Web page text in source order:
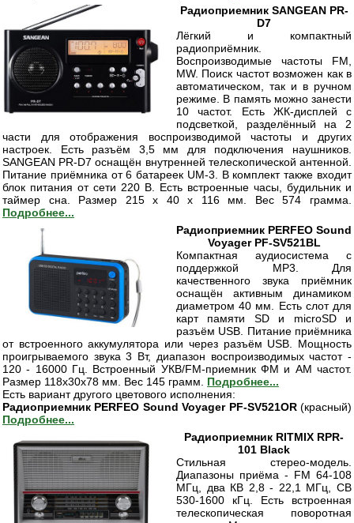
Радиоприемник SANGEAN PR-
D7
Лёгкий и компактный
радиоприёмник.
Воспроизводимые частоты FM,
MW. Поиск частот возможен как в
автоматическом, так и в ручном
режиме. В память можно занести
10 частот. Есть ЖК-дисплей с
подсветкой, разделённый на 2
части для отображения воспроизводимой частоты и других
настроек. Есть разъём 3,5 мм для подключения наушников.
SANGEAN PR-D7 оснащён внутренней телескопической антенной.
Питание приёмника от 6 батареек UM-3. В комплект также входит
блок питания от сети 220 В. Есть встроенные часы, будильник и
таймер сна. Размер 215 x 40 x 116 мм. Вес 574 грамма.
Подробнее...
Радиоприемник PERFEO Sound
Voyager PF-SV521BL
Компактная аудиосистема с
поддержкой MP3. Для
качественного звука приёмник
оснащён активным динамиком
диаметром 40 мм. Есть слот для
карт памяти SD и microSD и
разъём USB. Питание приёмника
от встроенного аккумулятора или через разъём USB. Мощность
проигрываемого звука 3 Вт, диапазон воспроизводимых частот -
120 - 16000 Гц. Встроенный УКВ/FM-приемник ФМ и АМ частот.
Размер 118х30х78 мм. Вес 145 грамм. Подробнее...
Есть вариант другого цветового исполнения:
Радиоприемник PERFEO Sound Voyager PF-SV521OR(красный)
Подробнее...
Радиоприемник RITMIX RPR-
101 Black
Стильная стерео-модель.
Диапазоны приёма - FM 64-108
МГц, два КВ 2,8 - 22,1 МГц, СВ
530-1600 кГц. Есть встроенная
телескопическая поворотная